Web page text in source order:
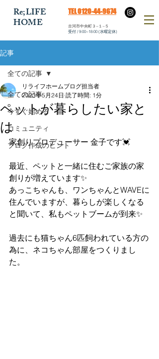
​Re;LIFE
HOME
​TEL 0120-44-9674
​古河市中央町３−１−５
​受付 / 9:00~18:00 (水曜定休)
記事
全ての記事
今すぐ始める
コミュニティ
ブログ作成のヒント
全ての記事
ペットが暮らしたい家と
は
リライフホームブログ担当者
2023年5月24日 読了時間: 1分
家創りプロデューサー 金子です💓
最近、ペットと一緒に住むご家族の家
創りが増えています✨
あっこちゃんも、ワンちゃんとWAVEに
住んでいますが、暮らしが楽しくなる
と聞いて、私もペットブームが到来✨
過去にも猫ちゃん6匹飼われている方の
為に、ネコちゃん部屋をつくりまし
た。